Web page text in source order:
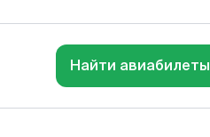
Найти авиабилеты